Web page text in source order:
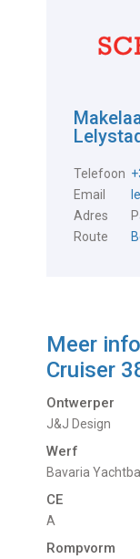
Telefoon
Email
Adres
Route
Meer
Cruiser
Ontwerper
J&J Design
Werf
Bavaria
CE
A
Rompvorm